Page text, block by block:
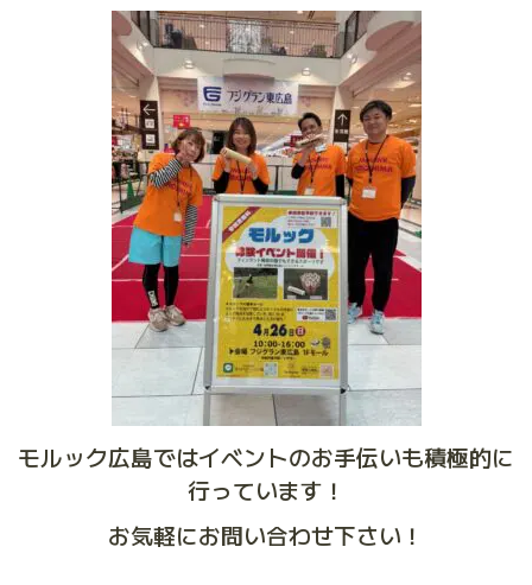
モルック広島ではイベントのお手伝いも積極的に
行っています！
お気軽にお問い合わせ下さい！